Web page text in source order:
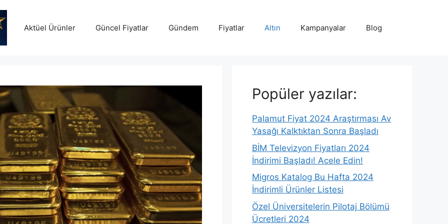
Aktüel Ürünler Güncel Fiyatlar Gündem Fiyatlar Altın Kampanyalar Blog
Popüler yazılar:
Palamut Fiyat 2024 Araştırması Av
Yasağı Kalktıktan Sonra Başladı
BİM Televizyon Fiyatları 2024
İndirimi Başladı! Acele Edin!
Migros Katalog Bu Hafta 2024
İndirimli Ürünler Listesi
Özel Üniversitelerin Pilotaj Bölümü
Ücretleri 2024